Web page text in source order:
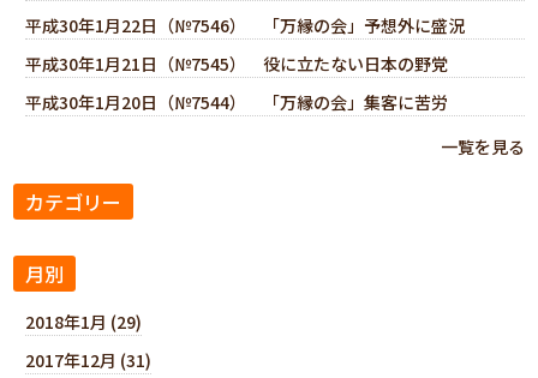
平成30年1月22日（№7546） 「万縁の会」予想外に盛況
平成30年1月21日（№7545） 役に立たない日本の野党
平成30年1月20日（№7544） 「万縁の会」集客に苦労
一覧を見る
カテゴリー
月別
2018年1月 (29)
2017年12月 (31)